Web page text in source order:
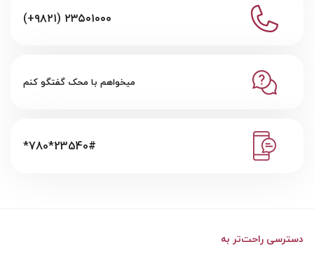
(+۹۸۲۱) ۲۳۵۰۱۰۰۰
میخواهم با محک گفتگو کنم
*780*23540#
دسترسی راحت‌تر به